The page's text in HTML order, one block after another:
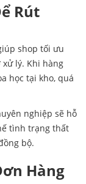
Rút
shop tối ưu
lý. Khi hàng
học tại kho, quá
nghiệp sẽ hỗ
tình trạng thất
bộ.
Hàng